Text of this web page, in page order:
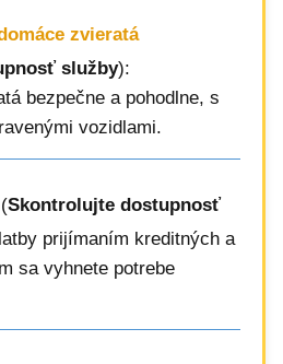
zvieratá
služby):
bezpečne a pohodlne, s
vozidlami.
(Skontrolujte dostupnosť
prijímaním kreditných a
sa vyhnete potrebe